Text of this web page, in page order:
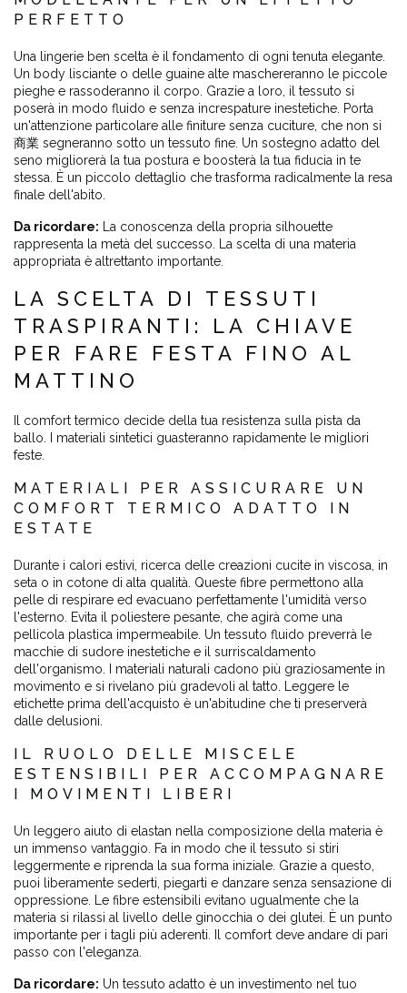
PERFETTO
Una lingerie ben scelta è il fondamento di ogni tenuta elegante.
Un body lisciante o delle guaine alte maschereranno le piccole
pieghe e rassoderanno il corpo. Grazie a loro, il tessuto si
poserà in modo fluido e senza increspature inestetiche. Porta
un'attenzione particolare alle finiture senza cuciture, che non si
商業 segneranno sotto un tessuto fine. Un sostegno adatto del
seno migliorerà la tua postura e boosterà la tua fiducia in te
stessa. È un piccolo dettaglio che trasforma radicalmente la resa
finale dell'abito.
Da ricordare: La conoscenza della propria silhouette
rappresenta la metà del successo. La scelta di una materia
appropriata è altrettanto importante.
LA SCELTA DI TESSUTI
TRASPIRANTI: LA CHIAVE
PER FARE FESTA FINO AL
MATTINO
Il comfort termico decide della tua resistenza sulla pista da
ballo. I materiali sintetici guasteranno rapidamente le migliori
feste.
MATERIALI PER ASSICURARE UN
COMFORT TERMICO ADATTO IN
ESTATE
Durante i calori estivi, ricerca delle creazioni cucite in viscosa, in
seta o in cotone di alta qualità. Queste fibre permettono alla
pelle di respirare ed evacuano perfettamente l'umidità verso
l'esterno. Evita il poliestere pesante, che agirà come una
pellicola plastica impermeabile. Un tessuto fluido preverrà le
macchie di sudore inestetiche e il surriscaldamento
dell'organismo. I materiali naturali cadono più graziosamente in
movimento e si rivelano più gradevoli al tatto. Leggere le
etichette prima dell'acquisto è un'abitudine che ti preserverà
dalle delusioni.
IL RUOLO DELLE MISCELE
ESTENSIBILI PER ACCOMPAGNARE
I MOVIMENTI LIBERI
Un leggero aiuto di elastan nella composizione della materia è
un immenso vantaggio. Fa in modo che il tessuto si stiri
leggermente e riprenda la sua forma iniziale. Grazie a questo,
puoi liberamente sederti, piegarti e danzare senza sensazione di
oppressione. Le fibre estensibili evitano ugualmente che la
materia si rilassi al livello delle ginocchia o dei glutei. È un punto
importante per i tagli più aderenti. Il comfort deve andare di pari
passo con l'eleganza.
Da ricordare: Un tessuto adatto è un investimento nel tuo